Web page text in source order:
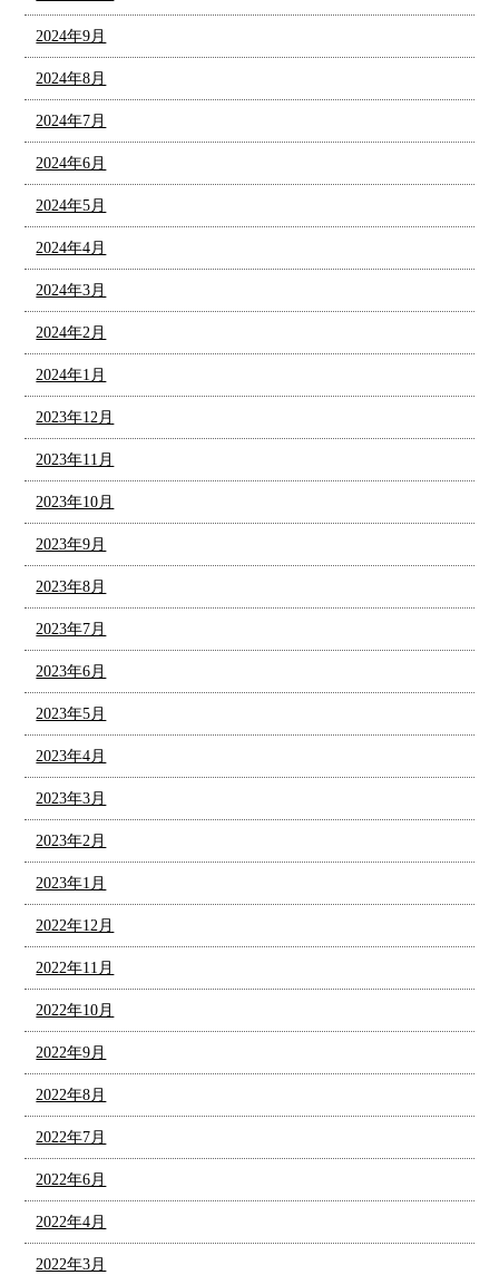
2024年9月
2024年8月
2024年7月
2024年6月
2024年5月
2024年4月
2024年3月
2024年2月
2024年1月
2023年12月
2023年11月
2023年10月
2023年9月
2023年8月
2023年7月
2023年6月
2023年5月
2023年4月
2023年3月
2023年2月
2023年1月
2022年12月
2022年11月
2022年10月
2022年9月
2022年8月
2022年7月
2022年6月
2022年4月
2022年3月